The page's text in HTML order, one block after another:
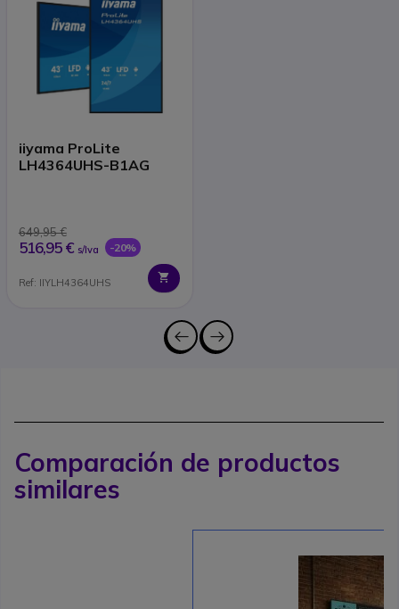
iiyama ProLite
LH4364UHS-B1AG
649,95 €
516,95 € s/Iva -20%
Ref: IIYLH4364UHS
Comparación de productos
similares